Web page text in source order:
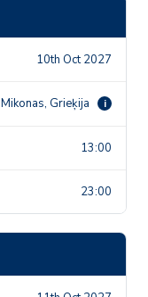
10th Oct 2027
Mikonas, Grieķija i
13:00
23:00